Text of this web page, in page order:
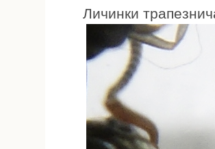
Личинки